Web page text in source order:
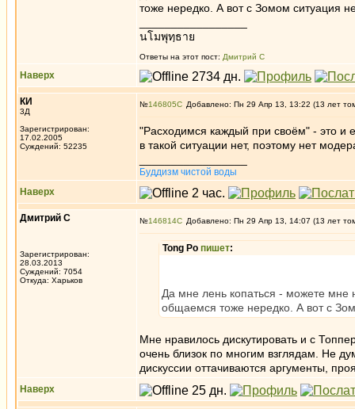
тоже нередко. А вот с Зомом ситуация
นโมพุทฺธาย
Ответы на этот пост: Дмитрий С
Наверх
КИ
3Д
Зарегистрирован:
17.02.2005
Суждений: 52235
№146805 Добавлено: Пн 29 Апр 13, 13:22 (13 лет
"Расходимся каждый при своём" - это и
в такой ситуации нет, поэтому нет
Буддизм чистой воды
Наверх
Дмитрий С
Зарегистрирован:
28.03.2013
Суждений: 7054
Откуда: Харьков
№146814 Добавлено: Пн 29 Апр 13, 14:07 (13 лет
Tong Po пишет:
Да мне лень копаться - можете мне
общаемся тоже нередко. А вот с
Мне нравилось дискутировать и с
очень близок по многим взглядам. Не
дискуссии оттачиваются аргументы,
Наверх